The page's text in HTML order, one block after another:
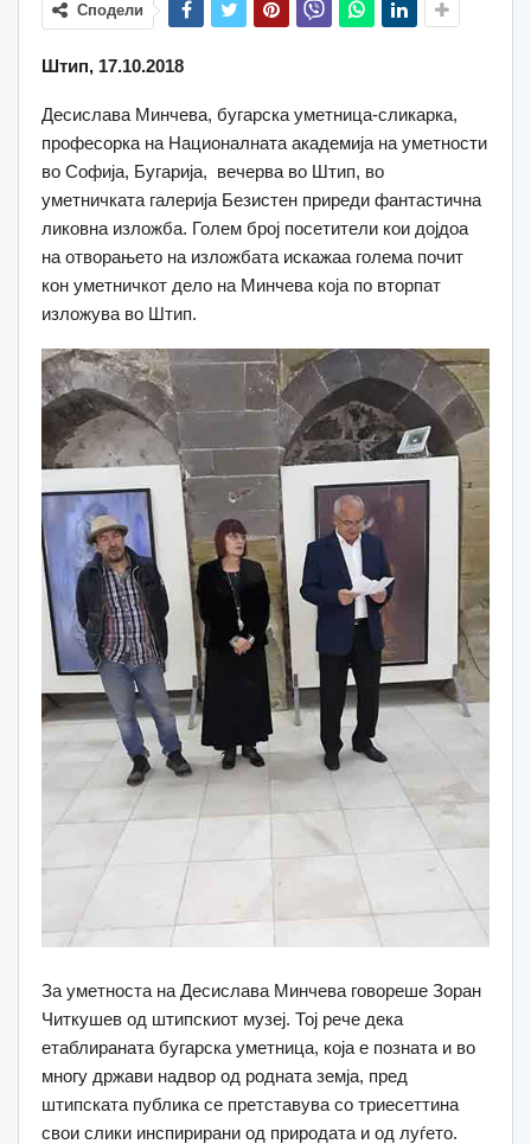
Сподели
Штип, 17.10.2018
Десислава Минчева, бугарска уметница-сликарка,
професорка на Националната академија на уметности
во Софија, Бугарија, вечерва во Штип, во
уметничката галерија Безистен приреди фантастична
ликовна изложба. Голем број посетители кои дојдоа
на отворањето на изложбата искажаа голема почит
кон уметничкот дело на Минчева која по вторпат
изложува во Штип.
За уметноста на Десислава Минчева говореше Зоран
Читкушев од штипскиот музеј. Тој рече дека
етаблираната бугарска уметница, која е позната и во
многу држави надвор од родната земја, пред
штипската публика се претставува со триесеттина
свои слики инспирирани од природата и од луѓето.